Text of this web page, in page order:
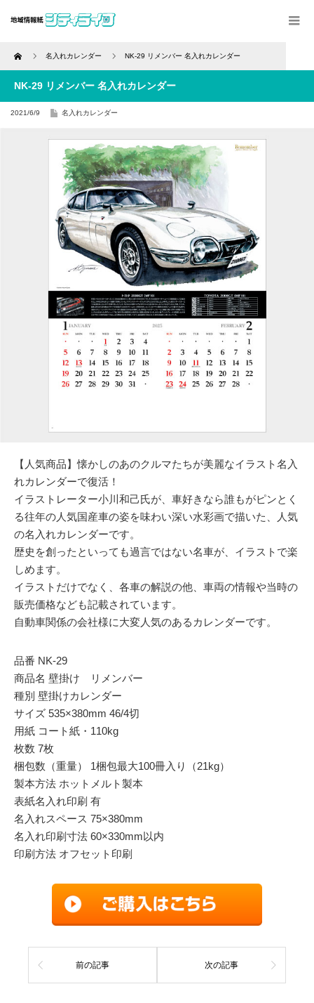
Home 名入れカレンダー NK-29 リメンバー 名入れカレンダー
NK-29 リメンバー 名入れカレンダー
2021/6/9 名入れカレンダー
【人気商品】懐かしのあのクルマたちが美麗なイラスト名入
れカレンダーで復活！
イラストレーター小川和己氏が、車好きなら誰もがピンとく
る往年の人気国産車の姿を味わい深い水彩画で描いた、人気
の名入れカレンダーです。
歴史を創ったといっても過言ではない名車が、イラストで楽
しめます。
イラストだけでなく、各車の解説の他、車両の情報や当時の
販売価格なども記載されています。
自動車関係の会社様に大変人気のあるカレンダーです。
品番 NK-29
商品名 壁掛け リメンバー
種別 壁掛けカレンダー
サイズ 535×380mm 46/4切
用紙 コート紙・110kg
枚数 7枚
梱包数（重量） 1梱包最大100冊入り（21kg）
製本方法 ホットメルト製本
表紙名入れ印刷 有
名入れスペース 75×380mm
名入れ印刷寸法 60×330mm以内
印刷方法 オフセット印刷
前の記事 次の記事